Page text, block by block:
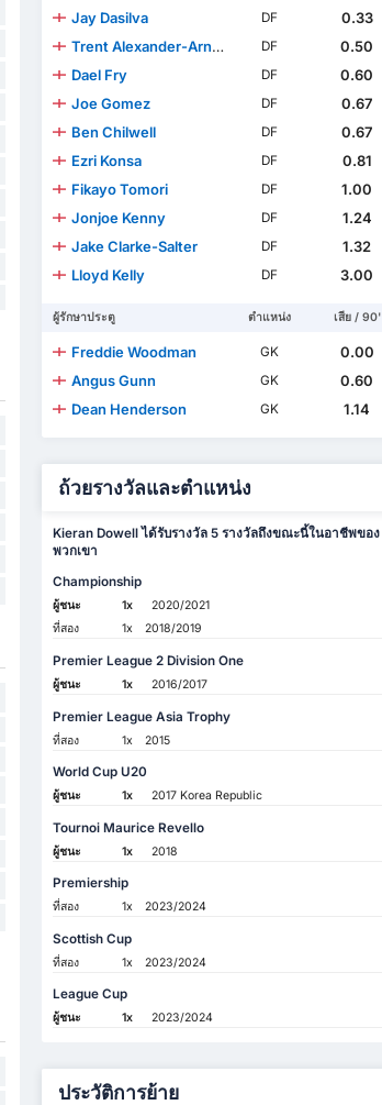
Jay Dasilva
DF
0.33
Trent Alexander-Arnold
DF
0.50
Dael Fry
DF
0.60
Joe Gomez
DF
0.67
Ben Chilwell
DF
0.67
Ezri Konsa
DF
0.81
Fikayo Tomori
DF
1.00
Jonjoe Kenny
DF
1.24
Jake Clarke-Salter
DF
1.32
Lloyd Kelly
DF 3.00
ผู้รักษาประตู ตำแหน่ง เสีย / 90'
Freddie Woodman GK
0.00
Angus Gunn
GK
0.60
Dean Henderson
GK 1.14
ถ้วยรางวัลและตำแหน่ง
Kieran Dowell ได้รับรางวัล 5 รางวัลถึงขณะนี้ในอาชีพของ
พวกเขา
Championship
ผู้ชนะ 1x
2020/2021
ที่สอง
1x 2018/2019
Premier League 2 Division One
ผู้ชนะ 1x 2016/2017
Premier League Asia Trophy
ที่สอง 1x 2015
World Cup U20
ผู้ชนะ 1x 2017 Korea Republic
Tournoi Maurice Revello
ผู้ชนะ 1x 2018
Premiership
ที่สอง 1x 2023/2024
Scottish Cup
ที่สอง 1x 2023/2024
League Cup
ผู้ชนะ 1x 2023/2024
ประวัติการย้าย